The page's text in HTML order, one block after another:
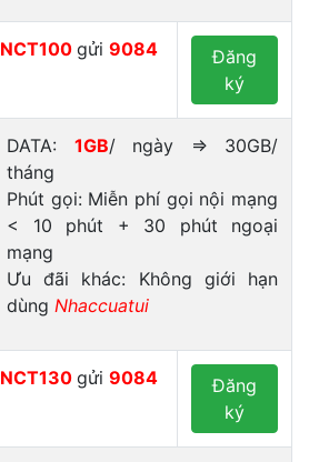
NCT100 gửi 9084
Đăng
ký
DATA: 1GB/ ngày ⇒ 30GB/
tháng
Phút gọi: Miễn phí gọi nội mạng
< 10 phút + 30 phút ngoại
mạng
Ưu đãi khác: Không giới hạn
dùng Nhaccuatui
NCT130 gửi 9084
Đăng
ký